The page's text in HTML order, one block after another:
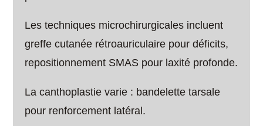
Les techniques microchirurgicales incluent
greffe cutanée rétroauriculaire pour déficits,
repositionnement SMAS pour laxité profonde.
La canthoplastie varie : bandelette tarsale
pour renforcement latéral.